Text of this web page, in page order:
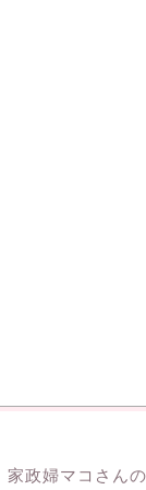
家政婦マコさん